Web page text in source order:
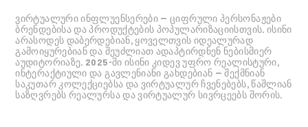
ვირტუალური ინფლუენსერები — ციფრული პერსონაჟები
ბრენდებისა და პროდუქტების პოპულარიზაციისთვის. ისინი
არასოდეს დაბერდებიან, ყოველთვის იდეალურად
გამოიყურებიან და შეუძლიათ ადაპტირდნენ ნებისმიერ
აუდიტორიაზე. 2025-ში ისინი კიდევ უფრო რეალისტური,
ინტერაქტიული და გავლენიანი გახდებიან — შექმნიან
საკუთარ კოლექციებსა და ვირტუალურ ჩვენებებს, წაშლიან
საზღვრებს რეალურსა და ვირტუალურ სივრცეებს შორის.